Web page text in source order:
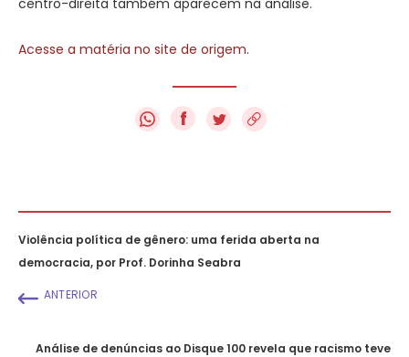
centro-direita também aparecem na análise.
Acesse a matéria no site de origem.
f
Violência política de gênero: uma ferida aberta na
democracia, por Prof. Dorinha Seabra
ANTERIOR
Análise de denúncias ao Disque 100 revela que racismo teve